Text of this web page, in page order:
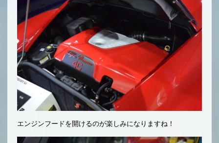
エンジンフードを開けるのが楽しみになりますね！